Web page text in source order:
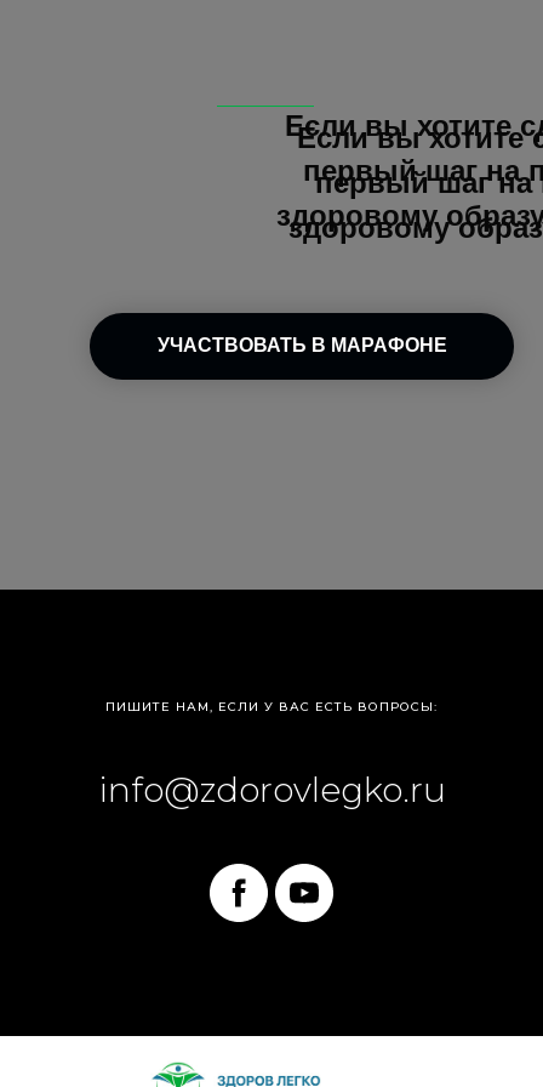
Если вы хотите
первый шаг на
здоровому
УЧАСТВОВАТЬ В МАРАФОНЕ
Если вы хотите
первый шаг на
здоровому
ПИШИТЕ НАМ, ЕСЛИ У ВАС ЕСТЬ ВОПРОСЫ:
info@zdorovlegko.ru